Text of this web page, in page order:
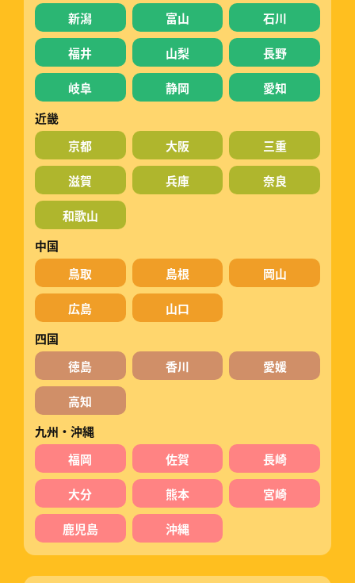
新潟
富山 石川
福井 山梨 長野
岐阜 静岡
愛知
近畿
京都
大阪 三重
滋賀 兵庫 奈良
和歌山
中国
鳥取
島根 岡山
広島
山口
四国
徳島
香川 愛媛
高知
九州・沖縄
福岡
佐賀 長崎
大分 熊本 宮崎
鹿児島 沖縄